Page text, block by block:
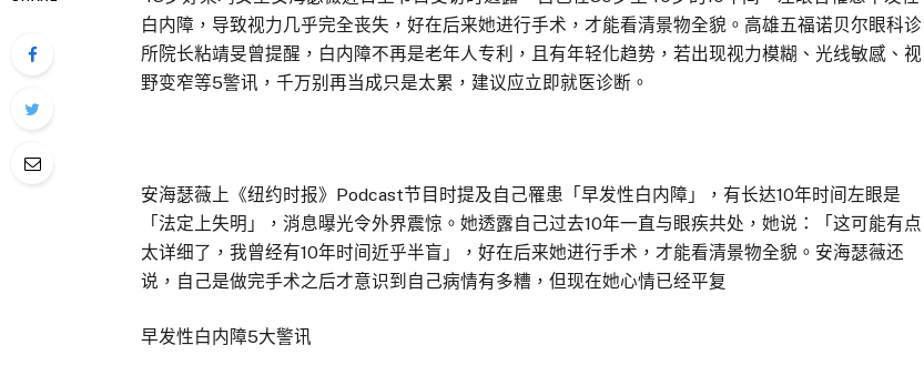
白内障，导致视力几乎完全丧失，好在后来她进行手术，才能看清景物全貌。高雄五福诺贝尔眼科诊
所院长粘靖旻曾提醒，白内障不再是老年人专利，且有年轻化趋势，若出现视力模糊、光线敏感、视
野变窄等5警讯，千万别再当成只是太累，建议应立即就医诊断。
安海瑟薇上《纽约时报》Podcast节目时提及自己罹患「早发性白内障」，有长达10年时间左眼是
「法定上失明」，消息曝光令外界震惊。她透露自己过去10年一直与眼疾共处，她说：「这可能有点
太详细了，我曾经有10年时间近乎半盲」，好在后来她进行手术，才能看清景物全貌。安海瑟薇还
说，自己是做完手术之后才意识到自己病情有多糟，但现在她心情已经平复
早发性白内障5大警讯